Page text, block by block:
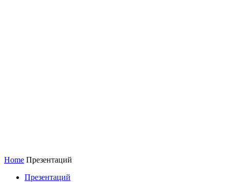
Home Презентаций
Презентаций